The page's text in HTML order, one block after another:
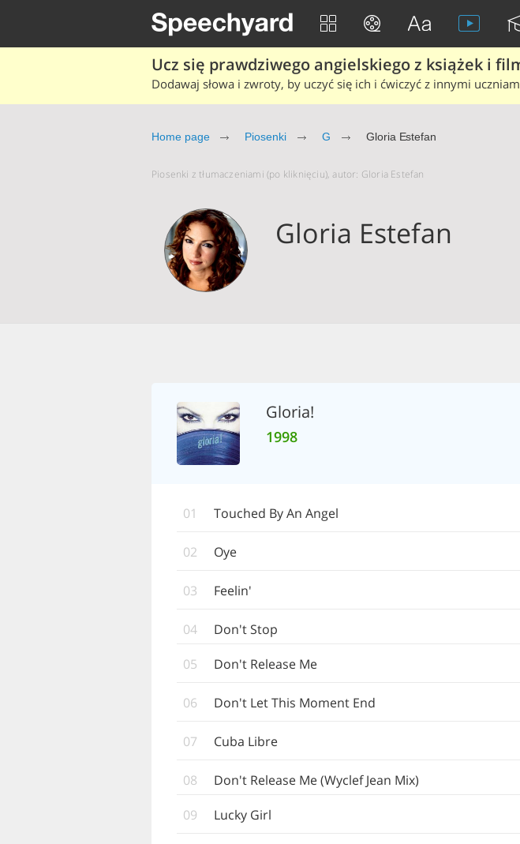
Ucz się prawdziwego angielskiego z książek i
Dodawaj słowa i zwroty, by uczyć się ich i ćwiczyć z innymi
Home page Piosenki G Gloria Estefan
Piosenki z tłumaczeniami (po kliknięciu), autor: Gloria Estefan
Gloria Estefan
Gloria!
1998
01 Touched By An Angel
02 Oye
03 Feelin'
04
Don't Stop
05
Don't Release Me
06 Don't Let This Moment End
07 Cuba Libre
08
Don't Release Me (Wyclef Jean Mix)
09
Lucky Girl